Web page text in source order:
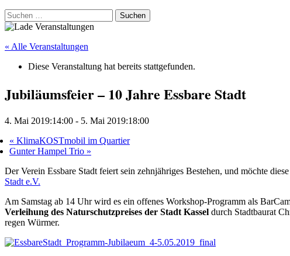
Suchen
nach:
« Alle Veranstaltungen
Diese Veranstaltung hat bereits stattgefunden.
Jubiläumsfeier – 10 Jahre Essbare Stadt
4. Mai 2019:14:00 - 5. Mai 2019:18:00
« KlimaKOSTmobil im Quartier
Gunter Hampel Trio »
Der Verein Essbare Stadt feiert sein zehnjähriges Bestehen, und möchte
Stadt e.V.
Am Samstag ab 14 Uhr wird es ein offenes Workshop-Programm als
Verleihung des Naturschutzpreises der Stadt Kassel durch Stadtbaurat
regen Würmer.